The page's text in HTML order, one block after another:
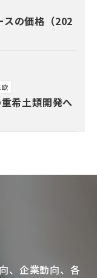
スの価格（202
欧
希土類開発へ
、企業動向、各